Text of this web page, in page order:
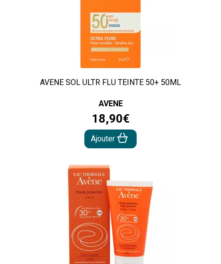
AVENE SOL ULTR FLU TEINTE 50+ 50ML
AVENE
18,90€
Ajouter